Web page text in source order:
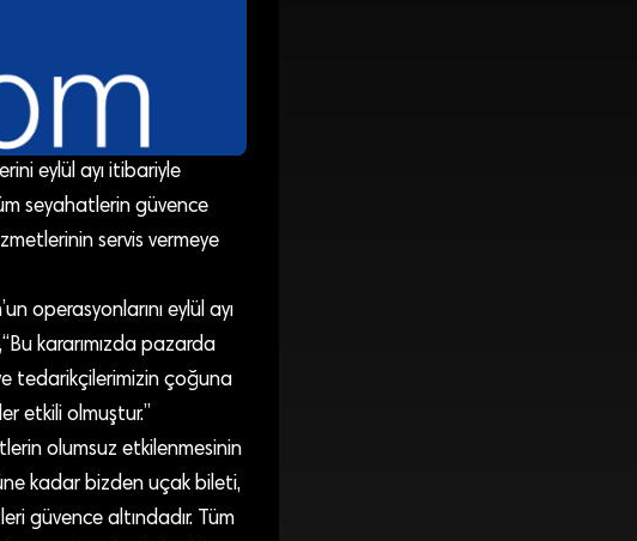
eylül ayı itibariyle
seyahatlerin güvence
servis vermeye
operasyonlarını eylül ayı
kararımızda pazarda
tedarikçilerimizin çoğuna
etkili olmuştur.”
olumsuz etkilenmesinin
kadar bizden uçak bileti,
güvence altındadır. Tüm